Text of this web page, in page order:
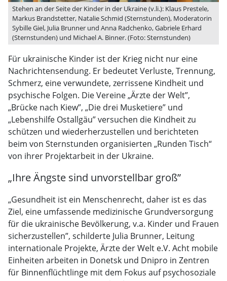
Stehen an der Seite der Kinder in der Ukraine (v.li.): Klaus Prestele,
Markus Brandstetter, Natalie Schmid (Sternstunden), Moderatorin
Sybille Giel, Julia Brunner und Anna Radchenko, Gabriele Erhard
(Sternstunden) und Michael A. Binner. (Foto: Sternstunden)
Für ukrainische Kinder ist der Krieg nicht nur eine
Nachrichtensendung. Er bedeutet Verluste, Trennung,
Schmerz, eine verwundete, zerrissene Kindheit und
psychische Folgen. Die Vereine „Ärzte der Welt”,
„Brücke nach Kiew”, „Die drei Musketiere” und
„Lebenshilfe Ostallgäu” versuchen die Kindheit zu
schützen und wiederherzustellen und berichteten
beim von Sternstunden organisierten „Runden Tisch“
von ihrer Projektarbeit in der Ukraine.
„Ihre Ängste sind unvorstellbar groß”
„Gesundheit ist ein Menschenrecht, daher ist es das
Ziel, eine umfassende medizinische Grundversorgung
für die ukrainische Bevölkerung, v.a. Kinder und Frauen
sicherzustellen”, schilderte Julia Brunner, Leitung
internationale Projekte, Ärzte der Welt e.V. Acht mobile
Einheiten arbeiten in Donetsk und Dnipro in Zentren
für Binnenflüchtlinge mit dem Fokus auf psychosoziale